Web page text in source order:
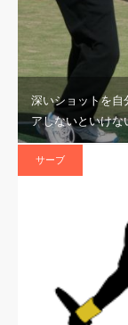
深いショットを自
アしないといけな
サーブ